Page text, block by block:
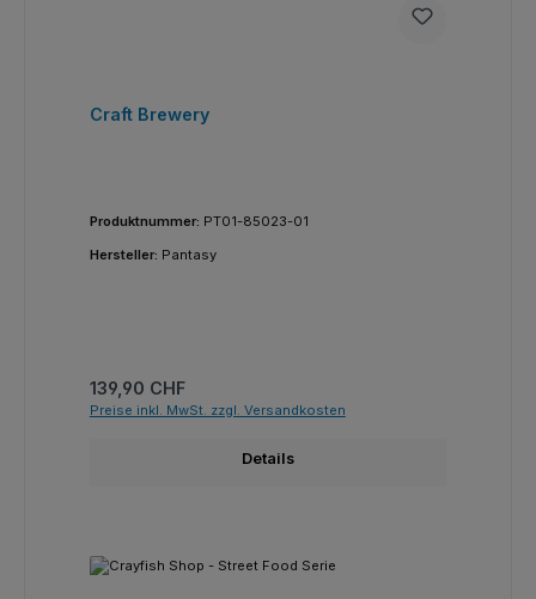
Craft Brewery
Produktnummer: PT01-85023-01
Hersteller: Pantasy
Regulärer Preis:
139,90 CHF
Preise inkl. MwSt. zzgl. Versandkosten
Details